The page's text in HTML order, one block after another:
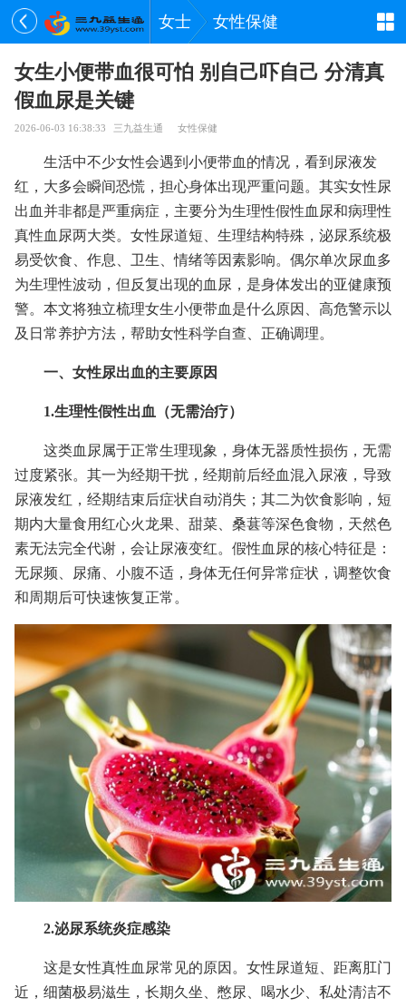
女士 女性保健
女生小便带血很可怕 别自己吓自己 分清真
假血尿是关键
2026-06-03 16:38:33 三九益生通 女性保健
生活中不少女性会遇到小便带血的情况，看到尿液发
红，大多会瞬间恐慌，担心身体出现严重问题。其实女性尿
出血并非都是严重病症，主要分为生理性假性血尿和病理性
真性血尿两大类。女性尿道短、生理结构特殊，泌尿系统极
易受饮食、作息、卫生、情绪等因素影响。偶尔单次尿血多
为生理性波动，但反复出现的血尿，是身体发出的亚健康预
警。本文将独立梳理女生小便带血是什么原因、高危警示以
及日常养护方法，帮助女性科学自查、正确调理。
一、女性尿出血的主要原因
1.生理性假性出血（无需治疗）
这类血尿属于正常生理现象，身体无器质性损伤，无需
过度紧张。其一为经期干扰，经期前后经血混入尿液，导致
尿液发红，经期结束后症状自动消失；其二为饮食影响，短
期内大量食用红心火龙果、甜菜、桑葚等深色食物，天然色
素无法完全代谢，会让尿液变红。假性血尿的核心特征是：
无尿频、尿痛、小腹不适，身体无任何异常症状，调整饮食
和周期后可快速恢复正常。
2.泌尿系统炎症感染
这是女性真性血尿常见的原因。女性尿道短、距离肛门
近，细菌极易滋生，长期久坐、憋尿、喝水少、私处清洁不